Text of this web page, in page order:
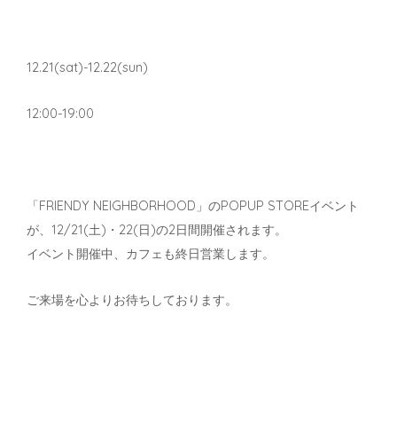
12.21(sat)-12.22(sun)
12:00-19:00
「FRIENDY NEIGHBORHOOD」のPOPUP STOREイベント
が、12/21(土)・22(日)の2日間開催されます。
イベント開催中、カフェも終日営業します。
ご来場を心よりお待ちしております。